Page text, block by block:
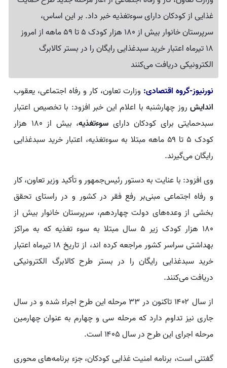
غذایی از کودکان دارای سوءتغذیه خبر داد. بر این اساس،
سرپرستان خانوار بیش از 180 هزار کودک 5 تا 59 ماهه از امروز
18 تیرماه اعتبار خرید سبدغذایی رایگان را در بستر کالابرگ
الکترونیکی دریافت می‌کنند
نورنیوز-گروه اقتصادی: وزارت تعاون، کار و رفاه اجتماعی، یعقوب
اندایش روز چهارشنبه با اعلام این خبر افزود: با تخصیص اعتبار
سبدحمایتی برای کودکان دارای سوءتغذیه
، بیش از ۱۸۰ هزار
کودک ۵ تا ۵۹ ماهه مبتلا به سوءتغذیه، اعتبار خرید سبدغذایی
رایگان می‌گیرند.
وی افزود: با عنایت به دستور رئیس‌جمهور و تأکید وزیر تعاون، کار
و رفاه اجتماعی مبنی‌بر رفع فقر در کشور و در راستای تحقق
بخشی از وعده‌های دولت چهاردهم، سرپرستان خانوار بیش از
۱۸۰ هزار کودک زیر ۵ سال مبتلا به سوء تغذیه که به مراکز
بهداشتی سراسر کشور مراجعه کرده اند، از تاریخ ۱۸ تیرماه اعتبار
خرید سبدغذایی رایگان را در بستر طرح کالابرگ الکترونیکی
دریافت می‌کنند.
از سال ۱۴۰۲ تاکنون در ۳۳ مرحله این طرح اجراء شده و در سال
جاری نیز تداوم دارد که مرحله سی و چهارم به عنوان چهارمین
مرحله اجرای این طرح در سال ۱۴۰۵ است.
گفتنی است، برنامه‌ امنیت غذایی کودکان، جزء برنامه‌های محوری